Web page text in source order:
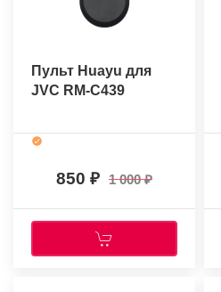
Пульт Huayu для
JVC RM-C439
850 1 000